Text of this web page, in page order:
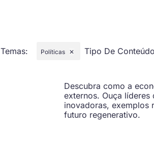
Temas: Políticas ✕ Tipo De Conteúdo
Descubra como a
externos. Ouça
inovadoras, exemplos
futuro regenerativo.